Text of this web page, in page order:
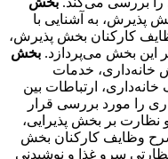
پذیرش، به آشنایی با
کارکنان بخش پذیرش،
این بخش می‌پردازد. بخش
خانه‌داری، خدمات
ارتباطات بین
را مورد بررسی قرار
نظارت بر بخش پذیرایی،
وظایف کارکنان بخش
سرو غذا و نوشیدنی